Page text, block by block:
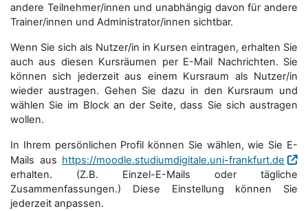
andere Teilnehmer/innen und unabhängig davon für andere
Trainer/innen und Administrator/innen sichtbar.
Wenn Sie sich als Nutzer/in in Kursen eintragen, erhalten Sie
auch aus diesen Kursräumen per E-Mail Nachrichten. Sie
können sich jederzeit aus einem Kursraum als Nutzer/in
wieder austragen. Gehen Sie dazu in den Kursraum und
wählen Sie im Block an der Seite, dass Sie sich austragen
wollen.
In Ihrem persönlichen Profil können Sie wählen, wie Sie E-
Mails aus https://moodle.studiumdigitale.uni-frankfurt.de
erhalten. (Z.B. Einzel-E-Mails oder tägliche
Zusammenfassungen.) Diese Einstellung können Sie
jederzeit anpassen.